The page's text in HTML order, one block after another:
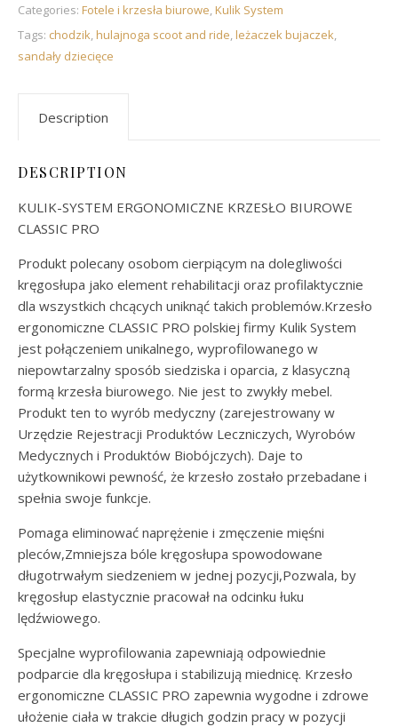
Categories: Fotele i krzesła biurowe,Kulik System
Tags: chodzik,hulajnoga scoot and ride,leżaczek bujaczek,
sandały dziecięce
Description
DESCRIPTION
KULIK-SYSTEM ERGONOMICZNE KRZESŁO BIUROWE
CLASSIC PRO
Produkt polecany osobom cierpiącym na dolegliwości
kręgosłupa jako element rehabilitacji oraz profilaktycznie
dla wszystkich chcących uniknąć takich problemów.Krzesło
ergonomiczne CLASSIC PRO polskiej firmy Kulik System
jest połączeniem unikalnego, wyprofilowanego w
niepowtarzalny sposób siedziska i oparcia, z klasyczną
formą krzesła biurowego. Nie jest to zwykły mebel.
Produkt ten to wyrób medyczny (zarejestrowany w
Urzędzie Rejestracji Produktów Leczniczych, Wyrobów
Medycznych i Produktów Biobójczych). Daje to
użytkownikowi pewność, że krzesło zostało przebadane i
spełnia swoje funkcje.
Pomaga eliminować naprężenie i zmęczenie mięśni
pleców,Zmniejsza bóle kręgosłupa spowodowane
długotrwałym siedzeniem w jednej pozycji,Pozwala, by
kręgosłup elastycznie pracował na odcinku łuku
lędźwiowego.
Specjalne wyprofilowania zapewniają odpowiednie
podparcie dla kręgosłupa i stabilizują miednicę. Krzesło
ergonomiczne CLASSIC PRO zapewnia wygodne i zdrowe
ułożenie ciała w trakcie długich godzin pracy w pozycji